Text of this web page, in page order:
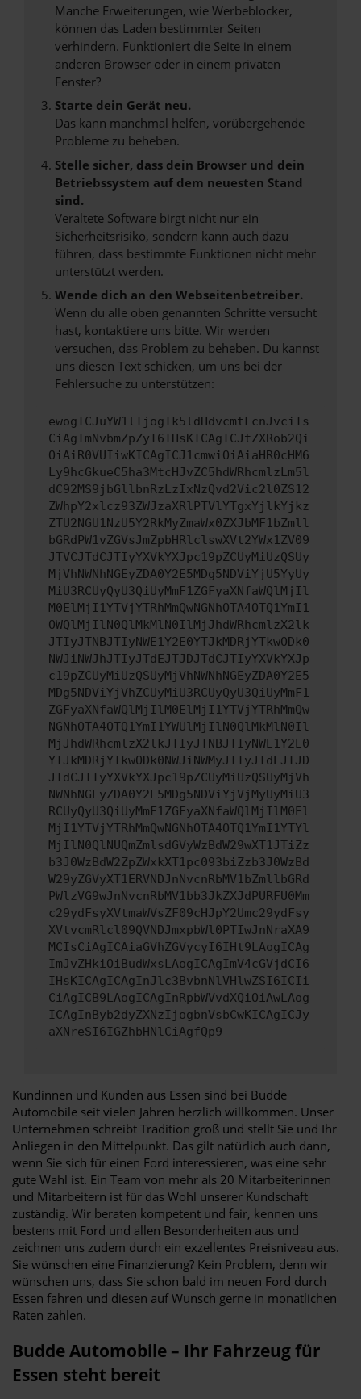
Manche Erweiterungen, wie Werbeblocker,
können das Laden bestimmter Seiten
verhindern. Funktioniert die Seite in einem
anderen Browser oder in einem privaten
Fenster?
Starte dein Gerät neu.
Das kann manchmal helfen, vorübergehende
Probleme zu beheben.
Stelle sicher, dass dein Browser und dein
Betriebssystem auf dem neuesten Stand
sind.
Veraltete Software birgt nicht nur ein
Sicherheitsrisiko, sondern kann auch dazu
führen, dass bestimmte Funktionen nicht mehr
unterstützt werden.
Wende dich an den Webseitenbetreiber.
Wenn du alle oben genannten Schritte versucht
hast, kontaktiere uns bitte. Wir werden
versuchen, das Problem zu beheben. Du kannst
uns diesen Text schicken, um uns bei der
Fehlersuche zu unterstützen:
ewogICJuYW1lIjogIk5ldHdvcmtFcnJvciIs
CiAgImNvbmZpZyI6IHsKICAgICJtZXRob2Qi
OiAiR0VUIiwKICAgICJ1cmwiOiAiaHR0cHM6
Ly9hcGkueC5ha3MtcHJvZC5hdWRhcmlzLm5l
dC92MS9jbGllbnRzLzIxNzQvd2Vic2l0ZS12
ZWhpY2xlcz93ZWJzaXRlPTVlYTgxYjlkYjkz
ZTU2NGU1NzU5Y2RkMyZmaWx0ZXJbMF1bZmll
bGRdPW1vZGVsJmZpbHRlclswXVt2YWx1ZV09
JTVCJTdCJTIyYXVkYXJpc19pZCUyMiUzQSUy
MjVhNWNhNGEyZDA0Y2E5MDg5NDViYjU5YyUy
MiU3RCUyQyU3QiUyMmF1ZGFyaXNfaWQlMjIl
M0ElMjI1YTVjYTRhMmQwNGNhOTA4OTQ1YmI1
OWQlMjIlN0QlMkMlN0IlMjJhdWRhcmlzX2lk
JTIyJTNBJTIyNWE1Y2E0YTJkMDRjYTkwODk0
NWJiNWJhJTIyJTdEJTJDJTdCJTIyYXVkYXJp
c19pZCUyMiUzQSUyMjVhNWNhNGEyZDA0Y2E5
MDg5NDViYjVhZCUyMiU3RCUyQyU3QiUyMmF1
ZGFyaXNfaWQlMjIlM0ElMjI1YTVjYTRhMmQw
NGNhOTA4OTQ1YmI1YWUlMjIlN0QlMkMlN0Il
MjJhdWRhcmlzX2lkJTIyJTNBJTIyNWE1Y2E0
YTJkMDRjYTkwODk0NWJiNWMyJTIyJTdEJTJD
JTdCJTIyYXVkYXJpc19pZCUyMiUzQSUyMjVh
NWNhNGEyZDA0Y2E5MDg5NDViYjVjMyUyMiU3
RCUyQyU3QiUyMmF1ZGFyaXNfaWQlMjIlM0El
MjI1YTVjYTRhMmQwNGNhOTA4OTQ1YmI1YTYl
MjIlN0QlNUQmZmlsdGVyWzBdW29wXT1JTiZz
b3J0WzBdW2ZpZWxkXT1pc093biZzb3J0WzBd
W29yZGVyXT1ERVNDJnNvcnRbMV1bZmllbGRd
PWlzVG9wJnNvcnRbMV1bb3JkZXJdPURFU0Mm
c29ydFsyXVtmaWVsZF09cHJpY2Umc29ydFsy
XVtvcmRlcl09QVNDJmxpbWl0PTIwJnNraXA9
MCIsCiAgICAiaGVhZGVycyI6IHt9LAogICAg
ImJvZHkiOiBudWxsLAogICAgImV4cGVjdCI6
IHsKICAgICAgInJlc3BvbnNlVHlwZSI6ICIi
CiAgICB9LAogICAgInRpbWVvdXQiOiAwLAog
ICAgInByb2dyZXNzIjogbnVsbCwKICAgICJy
aXNreSI6IGZhbHNlCiAgfQp9
Kundinnen und Kunden aus Essen sind bei Budde
Automobile seit vielen Jahren herzlich willkommen. Unser
Unternehmen schreibt Tradition groß und stellt Sie und Ihr
Anliegen in den Mittelpunkt. Das gilt natürlich auch dann,
wenn Sie sich für einen Ford interessieren, was eine sehr
gute Wahl ist. Ein Team von mehr als 20 Mitarbeiterinnen
und Mitarbeitern ist für das Wohl unserer Kundschaft
zuständig. Wir beraten kompetent und fair, kennen uns
bestens mit Ford und allen Besonderheiten aus und
zeichnen uns zudem durch ein exzellentes Preisniveau aus.
Sie wünschen eine Finanzierung? Kein Problem, denn wir
wünschen uns, dass Sie schon bald im neuen Ford durch
Essen fahren und diesen auf Wunsch gerne in monatlichen
Raten zahlen.
Budde Automobile – Ihr Fahrzeug für
Essen steht bereit